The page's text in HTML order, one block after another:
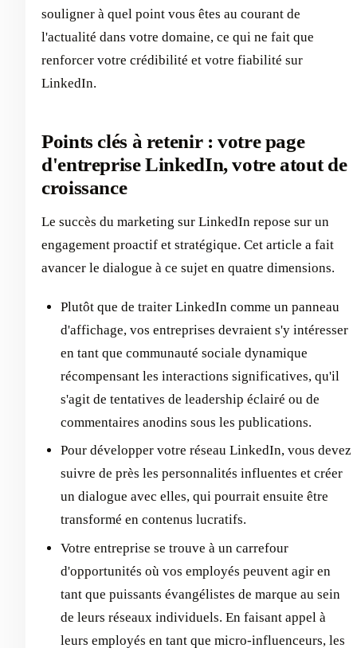
souligner à quel point vous êtes au courant de
l'actualité dans votre domaine, ce qui ne fait que
renforcer votre crédibilité et votre fiabilité sur
LinkedIn.
Points clés à retenir : votre page
d'entreprise LinkedIn, votre atout de
croissance
Le succès du marketing sur LinkedIn repose sur un
engagement proactif et stratégique. Cet article a fait
avancer le dialogue à ce sujet en quatre dimensions.
Plutôt que de traiter LinkedIn comme un panneau
d'affichage, vos entreprises devraient s'y intéresser
en tant que communauté sociale dynamique
récompensant les interactions significatives, qu'il
s'agit de tentatives de leadership éclairé ou de
commentaires anodins sous les publications.
Pour développer votre réseau LinkedIn, vous devez
suivre de près les personnalités influentes et créer
un dialogue avec elles, qui pourrait ensuite être
transformé en contenus lucratifs.
Votre entreprise se trouve à un carrefour
d'opportunités où vos employés peuvent agir en
tant que puissants évangélistes de marque au sein
de leurs réseaux individuels. En faisant appel à
leurs employés en tant que micro-influenceurs, les